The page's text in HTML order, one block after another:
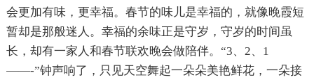
会更加有味，更幸福。春节的味儿是幸福的，就像晚霞短
暂却是那般迷人。幸福的余味正是守岁，守岁的时间虽
长，却有一家人和春节联欢晚会做陪伴。“3、2、1
——-”钟声响了，只见天空舞起一朵朵美艳鲜花，一朵接